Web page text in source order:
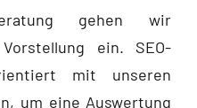
gehen wir
ein. SEO-
mit unseren
um eine Auswertung